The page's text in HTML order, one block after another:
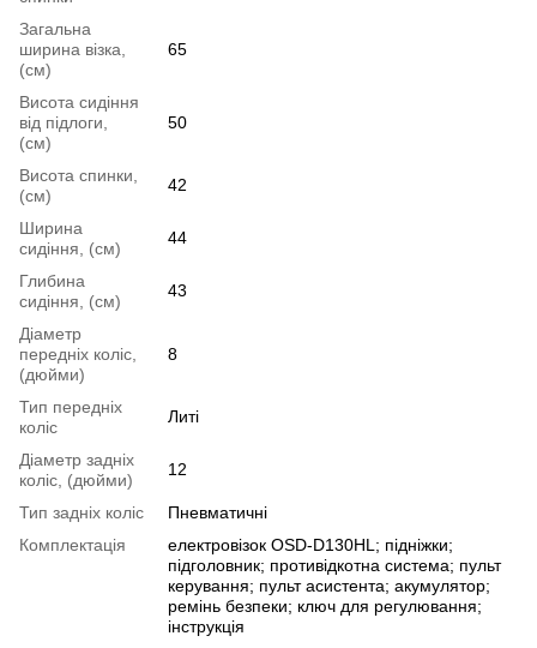
Загальна
ширина візка,
(см)
65
Висота сидіння
від підлоги,
(см)
50
Висота спинки,
(см)
42
Ширина
сидіння, (см)
44
Глибина
сидіння, (см)
43
Діаметр
передніх коліс,
(дюйми)
8
Тип передніх
коліс
Литі
Діаметр задніх
коліс, (дюйми)
12
Тип задніх коліс
Пневматичні
Комплектація
електровізок OSD-D130HL; підніжки;
підголовник; противідкотна система; пульт
керування; пульт асистента; акумулятор;
ремінь безпеки; ключ для регулювання;
інструкція